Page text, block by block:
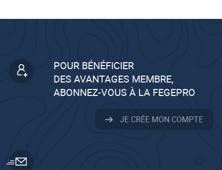
POUR BÉNÉFICIER
DES AVANTAGES MEMBRE,
ABONNEZ-VOUS À LA FEGEPRO
JE CRÉE MON COMPTE